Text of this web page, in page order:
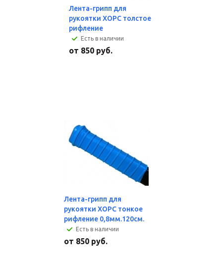
Лента-грипп для
рукоятки ХОРС толстое
рифление
Есть в наличии
от 850 руб.
Лента-грипп для
рукоятки ХОРС тонкое
рифление 0,8мм.120см.
Есть в наличии
от 850 руб.